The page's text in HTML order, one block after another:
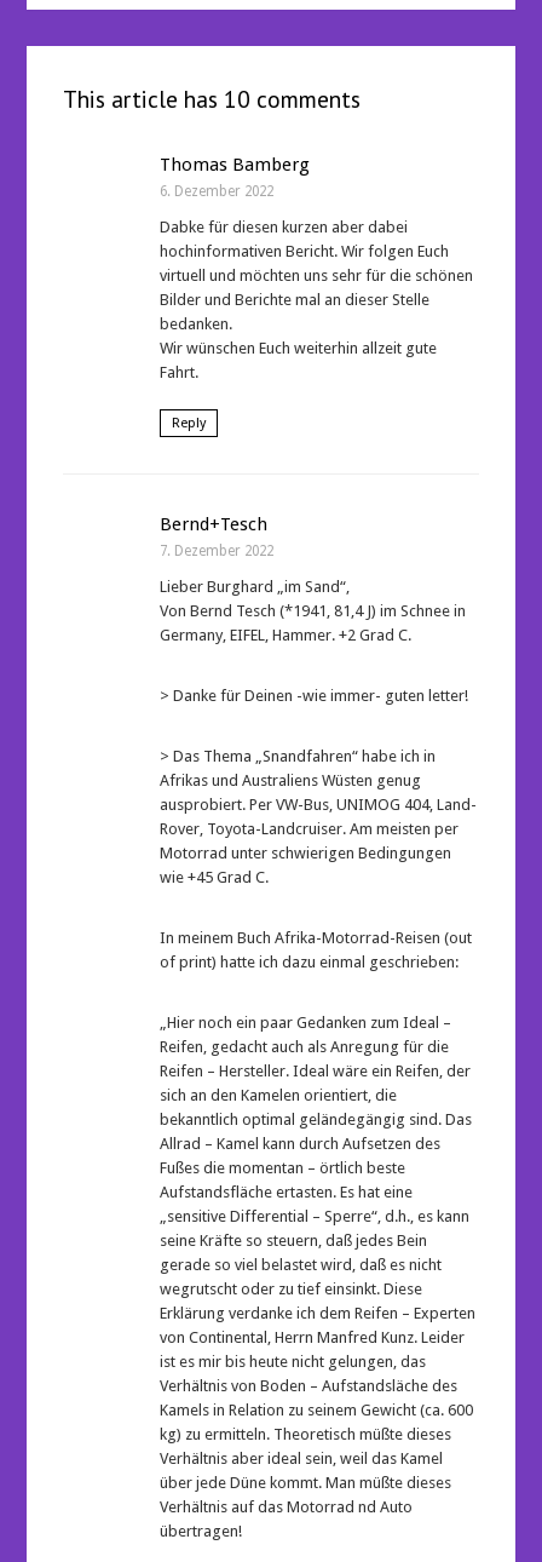
This article has 10 comments
Thomas Bamberg
6. Dezember 2022
Dabke für diesen kurzen aber dabei
hochinformativen Bericht. Wir folgen Euch
virtuell und möchten uns sehr für die schönen
Bilder und Berichte mal an dieser Stelle
bedanken.
Wir wünschen Euch weiterhin allzeit gute
Fahrt.
Reply
Bernd+Tesch
7. Dezember 2022
Lieber Burghard „im Sand“,
Von Bernd Tesch (*1941, 81,4 J) im Schnee in
Germany, EIFEL, Hammer. +2 Grad C.
> Danke für Deinen -wie immer- guten letter!
> Das Thema „Snandfahren“ habe ich in
Afrikas und Australiens Wüsten genug
ausprobiert. Per VW-Bus, UNIMOG 404, Land-
Rover, Toyota-Landcruiser. Am meisten per
Motorrad unter schwierigen Bedingungen
wie +45 Grad C.
In meinem Buch Afrika-Motorrad-Reisen (out
of print) hatte ich dazu einmal geschrieben:
„Hier noch ein paar Gedanken zum Ideal –
Reifen, gedacht auch als Anregung für die
Reifen – Hersteller. Ideal wäre ein Reifen, der
sich an den Kamelen orientiert, die
bekanntlich optimal geländegängig sind. Das
Allrad – Kamel kann durch Aufsetzen des
Fußes die momentan – örtlich beste
Aufstandsfläche ertasten. Es hat eine
„sensitive Differential – Sperre“, d.h., es kann
seine Kräfte so steuern, daß jedes Bein
gerade so viel belastet wird, daß es nicht
wegrutscht oder zu tief einsinkt. Diese
Erklärung verdanke ich dem Reifen – Experten
von Continental, Herrn Manfred Kunz. Leider
ist es mir bis heute nicht gelungen, das
Verhältnis von Boden – Aufstandsläche des
Kamels in Relation zu seinem Gewicht (ca. 600
kg) zu ermitteln. Theoretisch müßte dieses
Verhältnis aber ideal sein, weil das Kamel
über jede Düne kommt. Man müßte dieses
Verhältnis auf das Motorrad nd Auto
übertragen!